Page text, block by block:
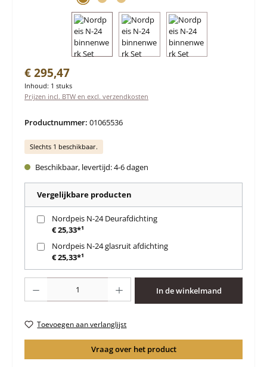
Normale prijs:
€ 295,47
Inhoud: 1 stuks
Prijzen incl. BTW en excl. verzendkosten
Productnummer: 01065536
Slechts 1 beschikbaar.
Beschikbaar, levertijd: 4-6 dagen
Vergelijkbare producten
Nordpeis N-24 Deurafdichting
€ 25,33*¹
Nordpeis N-24 glasruit afdichting
€ 25,33*¹
In de winkelmand
Toevoegen aan verlanglijst
Vraag over het product